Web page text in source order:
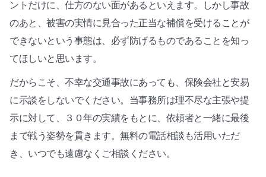
ントだけに、仕方のない面があるといえます。しかし事故
のあと、被害の実情に見合った正当な補償を受けることが
できないという事態は、必ず防げるものであることを知っ
てほしいと思います。
だからこそ、不幸な交通事故にあっても、保険会社と安易
に示談をしないでください。当事務所は理不尽な主張や提
示に対して、３０年の実績をもとに、依頼者と一緒に最後
まで戦う姿勢を貫きます。無料の電話相談も活用いただ
き、いつでも遠慮なくご相談ください。